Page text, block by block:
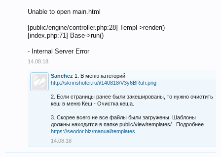
Unable to open main.html
[public/engine/controller.php:28] Templ->render()
[index.php:71] Base->run()
- Internal Server Error
14.08.18
Sanchez 1. В меню категорий
http://skrinshoter.ru/i/140818/V3y6BRuh.png
2. Если страницы ранее были закешированы, то нужно очистить
кеш в меню Кеш - Очистка кеша.
3. Скорее всего не все файлы были загружены. Шаблоны
должны находится в папке public/view/templates/ . Подробнее
https://seodor.biz/manual/templates
14.08.18